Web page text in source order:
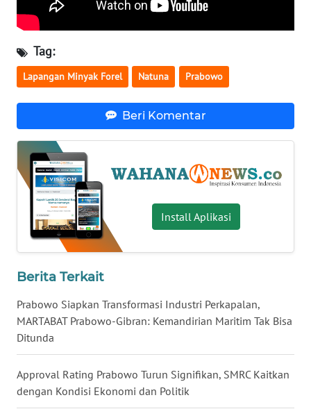
Tag:
Lapangan Minyak Forel Natuna Prabowo
Beri Komentar
Install Aplikasi
Berita Terkait
Prabowo Siapkan Transformasi Industri Perkapalan,
MARTABAT Prabowo-Gibran: Kemandirian Maritim Tak Bisa
Ditunda
Approval Rating Prabowo Turun Signifikan, SMRC Kaitkan
dengan Kondisi Ekonomi dan Politik
WN
LAMPUNG
WN
JATENG
NUSANTARA
WN
JOGJA
WN
JATIM
WN
BALI
WN
KALBAR
WN
KALTENG